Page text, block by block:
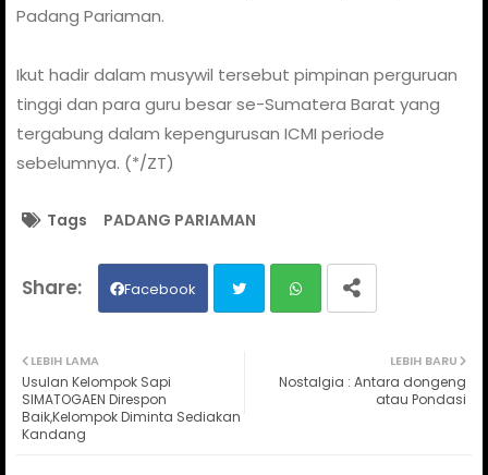
Padang Pariaman.
Ikut hadir dalam musywil tersebut pimpinan perguruan
tinggi dan para guru besar se-Sumatera Barat yang
tergabung dalam kepengurusan ICMI periode
sebelumnya. (*/ZT)
Tags PADANG PARIAMAN
Facebook
ats
LEBIH BARU
Nostalgia : Antara dongeng
atau Pondasi
LEBIH LAMA
Usulan Kelompok Sapi
SIMATOGAEN Direspon
Baik,Kelompok Diminta Sediakan
Kandang